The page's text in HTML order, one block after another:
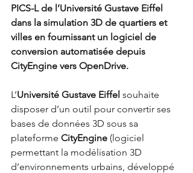
PICS-L de l’Université Gustave Eiffel
dans la simulation 3D de quartiers et
villes en fournissant un logiciel de
conversion automatisée depuis
CityEngine vers OpenDrive.
L’Université Gustave Eiffel souhaite
disposer d’un outil pour convertir ses
bases de données 3D sous sa
plateforme CityEngine (logiciel
permettant la modélisation 3D
d’environnements urbains, développé